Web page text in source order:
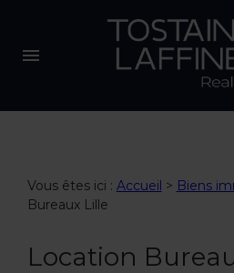
menu
Vous êtes ici : Accueil > Biens
Bureaux Lille
Location